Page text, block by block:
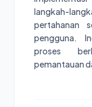
langkah-
pertahanan
pengguna.
proses
pemantauan